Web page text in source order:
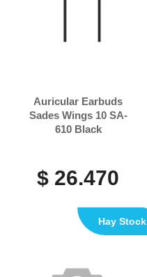
Auricular Earbuds
Sades Wings 10 SA-
610 Black
$ 26.470
Hay Stock